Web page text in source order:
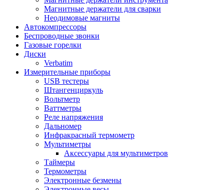
Магнитные держатели для сварки
Неодимовые магниты
Автокомпрессоры
Беспроводные звонки
Газовые горелки
Диски
Verbatim
Измерительные приборы
USB тестеры
Штангенциркуль
Вольтметр
Ваттметры
Реле напряжения
Дальномер
Инфракрасный термометр
Мультиметры
Аксессуары для мультиметров
Таймеры
Термометры
Электронные безмены